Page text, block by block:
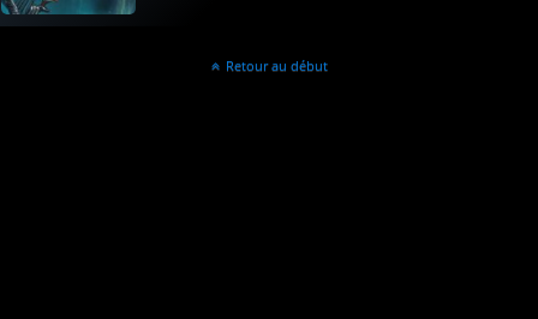
Retour au début